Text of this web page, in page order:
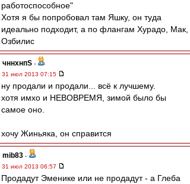
работоспособное"
Хотя я бы попробовал там Яшку, он туда
идеально подходит, а по флангам Хурадо, Мак,
Озбилис
чннхнпS -
31 июл 2013 07:15
ну продали и продали... всё к лучшему.
хотя имхо и НЕВОВРЕМЯ, зимой было бы
самое оно.
хочу Жиньяка, он справится
mib83 -
31 июл 2013 06:57
Продадут Эменике или не продадут - а Глеба